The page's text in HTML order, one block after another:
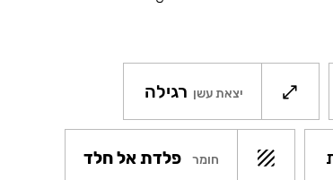
יצאת עשן רגילה
חומר פלדת אל חלד